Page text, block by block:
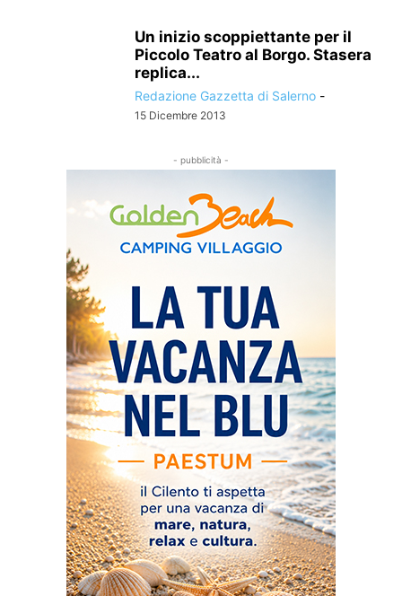
Un inizio scoppiettante per il
Piccolo Teatro al Borgo. Stasera
replica...
Redazione Gazzetta di Salerno -
15 Dicembre 2013
- pubblicità -